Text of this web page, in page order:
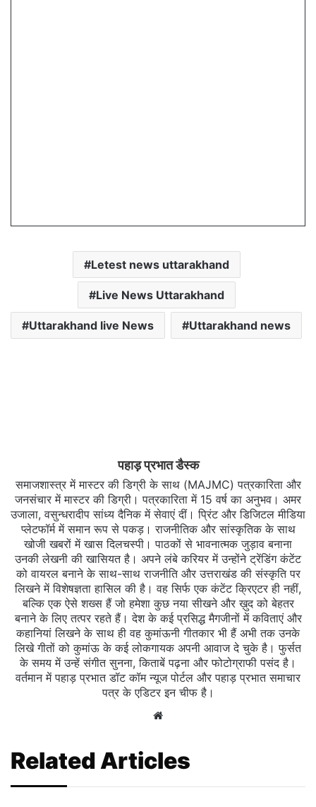
Letest news uttarakhand
Live News Uttarakhand
Uttarakhand live News Uttarakhand news
पहाड़ प्रभात डैस्क
समाजशास्त्र में मास्टर की डिग्री के साथ (MAJMC) पत्रकारिता और
जनसंचार में मास्टर की डिग्री। पत्रकारिता में 15 वर्ष का अनुभव। अमर
उजाला, वसुन्धरादीप सांध्य दैनिक में सेवाएं दीं। प्रिंट और डिजिटल मीडिया
प्लेटफॉर्म में समान रूप से पकड़। राजनीतिक और सांस्कृतिक के साथ
खोजी खबरों में खास दिलचस्‍पी। पाठकों से भावनात्मक जुड़ाव बनाना
उनकी लेखनी की खासियत है। अपने लंबे करियर में उन्होंने ट्रेंडिंग कंटेंट
को वायरल बनाने के साथ-साथ राजनीति और उत्तराखंड की संस्कृति पर
लिखने में विशेषज्ञता हासिल की है। वह सिर्फ एक कंटेंट क्रिएटर ही नहीं,
बल्कि एक ऐसे शख्स हैं जो हमेशा कुछ नया सीखने और ख़ुद को बेहतर
बनाने के लिए तत्पर रहते हैं। देश के कई प्रसिद्ध मैगजीनों में कविताएं और
कहानियां लिखने के साथ ही वह कुमांऊनी गीतकार भी हैं अभी तक उनके
लिखे गीतों को कुमांऊ के कई लोकगायक अपनी आवाज दे चुके है। फुर्सत
के समय में उन्हें संगीत सुनना, किताबें पढ़ना और फोटोग्राफी पसंद है।
वर्तमान में पहाड़ प्रभात डॉट कॉम न्यूज पोर्टल और पहाड़ प्रभात समाचार
पत्र के एडिटर इन चीफ है।
Website
Related Articles